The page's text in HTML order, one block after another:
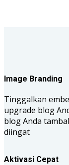
Image Branding
Tinggalkan
upgrade blog
blog Anda
diingat
Aktivasi Cepat